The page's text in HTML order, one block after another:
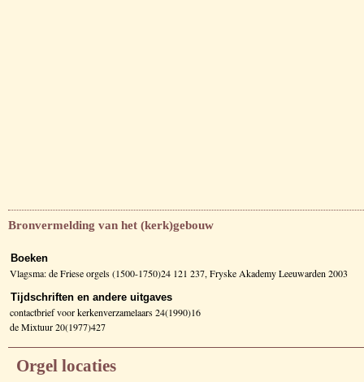
Bronvermelding van het (kerk)gebouw
Boeken
Vlagsma: de Friese orgels (1500-1750)24 121 237, Fryske Akademy Leeuwarden 2003
Tijdschriften en andere uitgaves
contactbrief voor kerkenverzamelaars 24(1990)16
de Mixtuur 20(1977)427
Orgel locaties